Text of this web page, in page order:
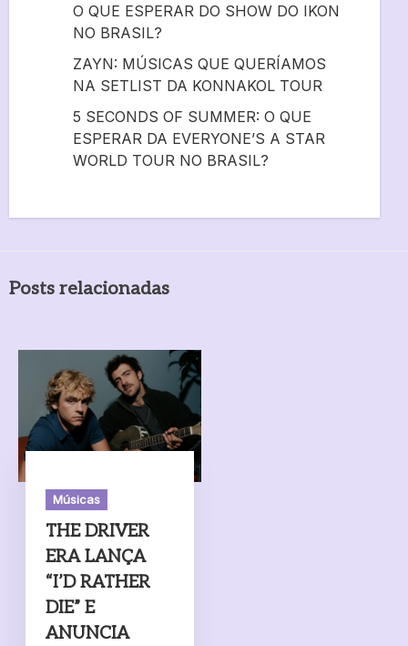
O QUE ESPERAR DO SHOW DO IKON
NO BRASIL?
ZAYN: MÚSICAS QUE QUERÍAMOS
NA SETLIST DA KONNAKOL TOUR
5 SECONDS OF SUMMER: O QUE
ESPERAR DA EVERYONE’S A STAR
WORLD TOUR NO BRASIL?
Posts relacionadas
Músicas
THE DRIVER
ERA LANÇA
“I’D RATHER
DIE” E
ANUNCIA